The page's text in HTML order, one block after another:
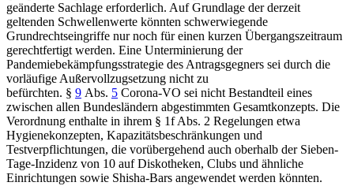
geänderte Sachlage erforderlich. Auf Grundlage der derzeit
geltenden Schwellenwerte könnten schwerwiegende
Grundrechtseingriffe nur noch für einen kurzen Übergangszeitraum
gerechtfertigt werden. Eine Unterminierung der
Pandemiebekämpfungsstrategie des Antragsgegners sei durch die
vorläufige Außervollzugsetzung nicht zu
befürchten. § 9 Abs. 5 Corona-VO sei nicht Bestandteil eines
zwischen allen Bundesländern abgestimmten Gesamtkonzepts. Die
Verordnung enthalte in ihrem § 1f Abs. 2 Regelungen etwa
Hygienekonzepten, Kapazitätsbeschränkungen und
Testverpflichtungen, die vorübergehend auch oberhalb der Sieben-
Tage-Inzidenz von 10 auf Diskotheken, Clubs und ähnliche
Einrichtungen sowie Shisha-Bars angewendet werden könnten.